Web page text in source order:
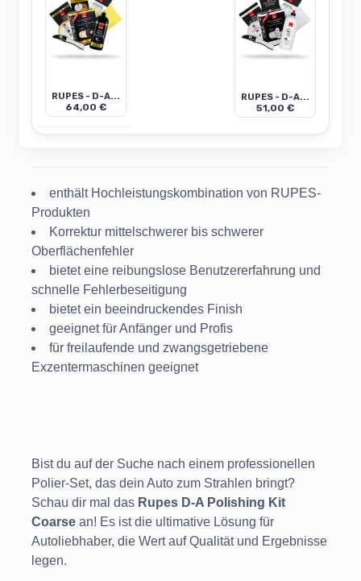
RUPES - D-A...
64,00 €
RUPES - D-A...
51,00 €
enthält Hochleistungskombination von RUPES-
Produkten
Korrektur mittelschwerer bis schwerer
Oberflächenfehler
bietet eine reibungslose Benutzererfahrung und
schnelle Fehlerbeseitigung
bietet ein beeindruckendes Finish
geeignet für Anfänger und Profis
für freilaufende und zwangsgetriebene
Exzentermaschinen geeignet
Bist du auf der Suche nach einem professionellen
Polier-Set, das dein Auto zum Strahlen bringt?
Schau dir mal das Rupes D-A Polishing Kit
Coarse an! Es ist die ultimative Lösung für
Autoliebhaber, die Wert auf Qualität und Ergebnisse
legen.